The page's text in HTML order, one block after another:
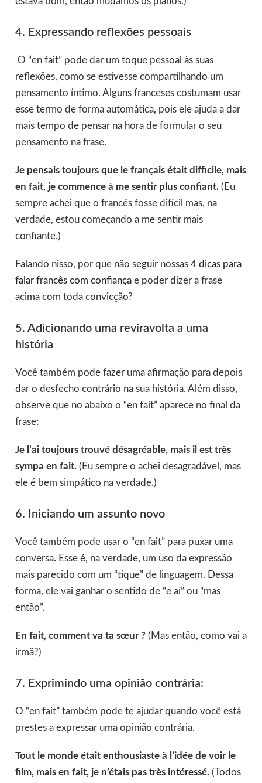
4. Expressando reflexões pessoais
O “en fait” pode dar um toque pessoal às suas
reflexões, como se estivesse compartilhando um
pensamento íntimo. Alguns franceses costumam usar
esse termo de forma automática, pois ele ajuda a dar
mais tempo de pensar na hora de formular o seu
pensamento na frase.
Je pensais toujours que le français était difficile, mais
en fait, je commence à me sentir plus confiant.(Eu
sempre achei que o francês fosse difícil mas, na
verdade, estou começando a me sentir mais
confiante.)
Falando nisso, por que não seguir nossas 4 dicas para
falar francês com confiançae poder dizer a frase
acima com toda convicção?
5. Adicionando uma reviravolta a uma
história
Você também pode fazer uma afirmação para depois
dar o desfecho contrário na sua história. Além disso,
observe que no abaixo o “en fait” aparece no final da
frase:
Je l’ai toujours trouvé désagréable, mais il est très
sympa en fait.(Eu sempre o achei desagradável, mas
ele é bem simpático na verdade.)
6. Iniciando um assunto novo
Você também pode usar o “en fait” para puxar uma
conversa. Esse é, na verdade, um uso da expressão
mais parecido com um “tique” de linguagem. Dessa
forma, ele vai ganhar o sentido de “e aí” ou “mas
então”.
En fait, comment va ta sœur ? (Mas então, como vai a
irmã?)
7. Exprimindo uma opinião contrária:
O “en fait” também pode te ajudar quando você está
prestes a expressar uma opinião contrária.
Tout le monde était enthousiaste à l’idée de voir le
film, mais en fait, je n’étais pas très intéressé.(Todos